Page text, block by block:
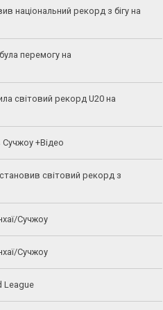
національний рекорд з бігу на
перемогу на
світовий рекорд U20 на
Сучжоу +Відео
світовий рекорд з
Сучжоу
Сучжоу
League